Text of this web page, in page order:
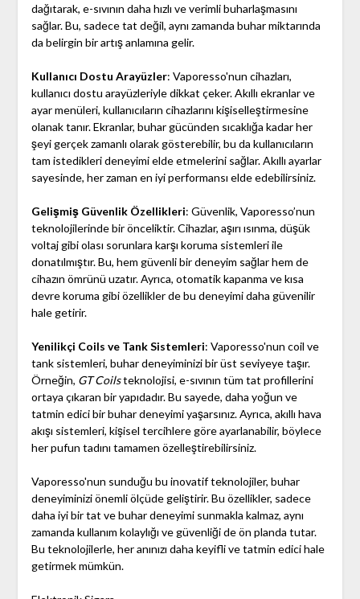
dağıtarak, e-sıvının daha hızlı ve verimli buharlaşmasını
sağlar. Bu, sadece tat değil, aynı zamanda buhar miktarında
da belirgin bir artış anlamına gelir.
Kullanıcı Dostu Arayüzler: Vaporesso'nun cihazları,
kullanıcı dostu arayüzleriyle dikkat çeker. Akıllı ekranlar ve
ayar menüleri, kullanıcıların cihazlarını kişiselleştirmesine
olanak tanır. Ekranlar, buhar gücünden sıcaklığa kadar her
şeyi gerçek zamanlı olarak gösterebilir, bu da kullanıcıların
tam istedikleri deneyimi elde etmelerini sağlar. Akıllı ayarlar
sayesinde, her zaman en iyi performansı elde edebilirsiniz.
Gelişmiş Güvenlik Özellikleri: Güvenlik, Vaporesso’nun
teknolojilerinde bir önceliktir. Cihazlar, aşırı ısınma, düşük
voltaj gibi olası sorunlara karşı koruma sistemleri ile
donatılmıştır. Bu, hem güvenli bir deneyim sağlar hem de
cihazın ömrünü uzatır. Ayrıca, otomatik kapanma ve kısa
devre koruma gibi özellikler de bu deneyimi daha güvenilir
hale getirir.
Yenilikçi Coils ve Tank Sistemleri: Vaporesso'nun coil ve
tank sistemleri, buhar deneyiminizi bir üst seviyeye taşır.
Örneğin, GT Coilsteknolojisi, e-sıvının tüm tat profillerini
ortaya çıkaran bir yapıdadır. Bu sayede, daha yoğun ve
tatmin edici bir buhar deneyimi yaşarsınız. Ayrıca, akıllı hava
akışı sistemleri, kişisel tercihlere göre ayarlanabilir, böylece
her pufun tadını tamamen özelleştirebilirsiniz.
Vaporesso'nun sunduğu bu inovatif teknolojiler, buhar
deneyiminizi önemli ölçüde geliştirir. Bu özellikler, sadece
daha iyi bir tat ve buhar deneyimi sunmakla kalmaz, aynı
zamanda kullanım kolaylığı ve güvenliği de ön planda tutar.
Bu teknolojilerle, her anınızı daha keyifli ve tatmin edici hale
getirmek mümkün.